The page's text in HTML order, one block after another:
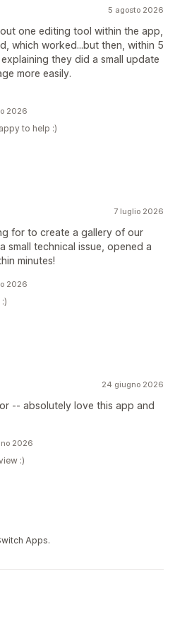
5 agosto 2026
one editing tool within the app,
which worked...but then, within 5
they did a small update
more easily.
2026
to help :)
7 luglio 2026
for to create a gallery of our
small technical issue, opened a
minutes!
2026
24 giugno 2026
-- absolutely love this app and
2026
:)
Apps.